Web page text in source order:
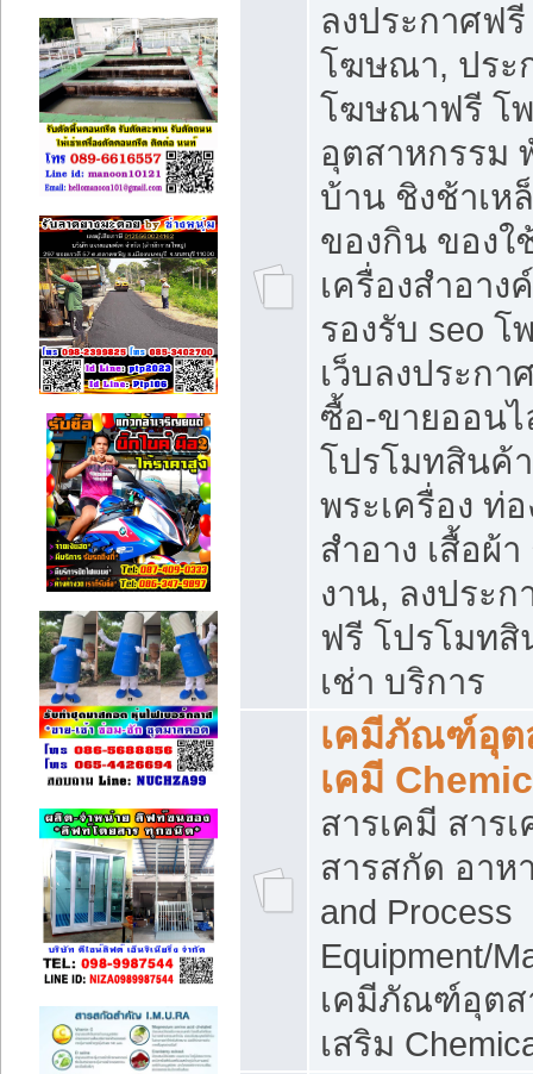
ลงประกาศฟ
โฆษณา, ประ
โฆษณาฟรี โ
อุตสาหกรรม
บ้าน ชิงช้าเห
ของกิน ของใ
เครื่องสำอา
รองรับ seo โ
เว็บลงประก
ซื้อ-ขายออน
โปรโมทสินค้
พระเครื่อง ท่อ
สำอาง เสื้อผ้
งาน, ลงประ
ฟรี โปรโมท
เช่า บริการ
เคมีภัณฑ์อุต
เคมี
สารเคมี สาร
สารสกัด อาห
and Process
Equipment/
เคมีภัณฑ์อุตส
เสริม